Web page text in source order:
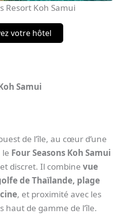
Resort Koh Samui
votre hôtel
Samui
de l’île, au cœur d’une
Four Seasons Koh Samui
discret. Il combine vue
de Thaïlande, plage
, et proximité avec les
haut de gamme de l’île.